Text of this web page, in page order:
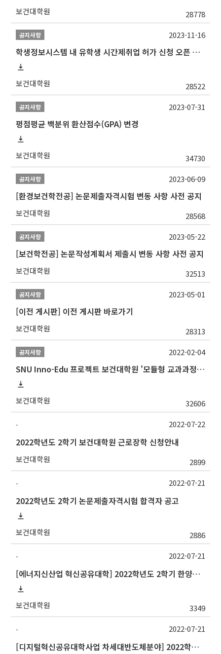
보건대학원 28778
공지사항
학생정보시스템 내 유학생 시간제취업 허가 신청 오픈 안내
보건대학원 28522
2023-11-16
공지사항
평점평균 백분위 환산점수(GPA) 변경
보건대학원 34730
2023-07-31
공지사항
[환경보건학전공] 논문제출자격시험 변동 사항 사전 공지
보건대학원 28568
2023-06-09
공지사항
[보건학전공] 논문작성계획서 제출시 변동 사항 사전 공지
보건대학원 32513
2023-05-22
공지사항
[이전 게시판] 이전 게시판 바로가기
보건대학원 28313
2023-05-01
공지사항
SNU Inno-Edu 프로젝트 보건대학원 '모듈형 교과과정' 안내(revised 2022/2/28)
보건대학원 32606
2022-02-04
-
2022학년도 2학기 보건대학원 근로장학 신청안내
보건대학원 2899
2022-07-22
-
2022학년도 2학기 논문제출자격시험 합격자 공고
보건대학원 2886
2022-07-21
-
[에너지신산업 혁신공유대학] 2022학년도 2학기 한양대학교 교류 수학 안내
보건대학원 3349
2022-07-21
-
[디지털혁신공유대학사업 차세대반도체분야] 2022학년도 2학기 대구대학교 교류 수학 안내
2022-07-21